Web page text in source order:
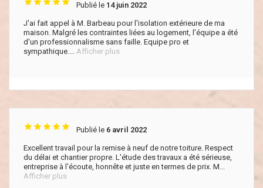
Publié le 14 juin 2022
J'ai fait appel à M. Barbeau pour l'isolation extérieure de ma
maison. Malgré les contraintes liées au logement, l'équipe a été
d'un professionnalisme sans faille. Equipe pro et
sympathique.... Afficher plus
Publié le 6 avril 2022
Excellent travail pour la remise à neuf de notre toiture. Respect
du délai et chantier propre. L'étude des travaux a été sérieuse,
entreprise à l'écoute, honnête et juste en termes de prix. M...
Afficher plus